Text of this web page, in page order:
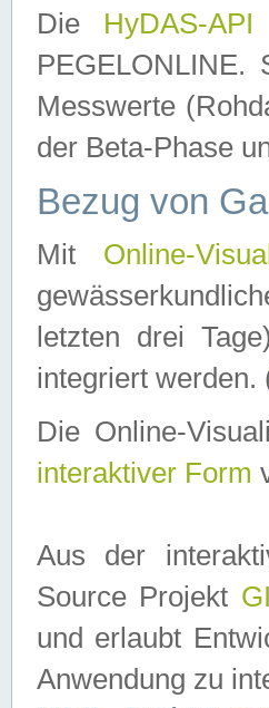
Die HyDAS-API
Messwerte
der Beta-Phase
Bezug von
Mit Online-
letzten drei
integriert werden.
Die Online-
interaktiver Form
Aus der
Source Projekt
und erlaubt
Anwendung zu